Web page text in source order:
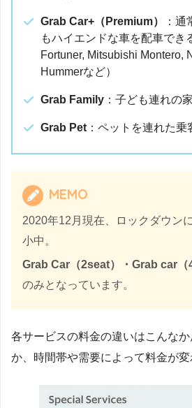
Grab Car+（Premium）
：
もハイエンドな車を配車でき
Fortuner, Mitsubishi Montero,
Hummerなど）
Grab Family ：子ども連れの
Grab Pet ：ペットを連れた乗
MEMO
2020年12月現在、ロックダウン
小中。
Grab Car（2seat）・Grab car
のみとなっています。
各サービスの料金の違いはこんな
か、時間帯や需要によって料金が変